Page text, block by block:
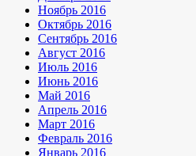
Ноябрь 2016
Октябрь 2016
Сентябрь 2016
Август 2016
Июль 2016
Июнь 2016
Май 2016
Апрель 2016
Март 2016
Февраль 2016
Январь 2016